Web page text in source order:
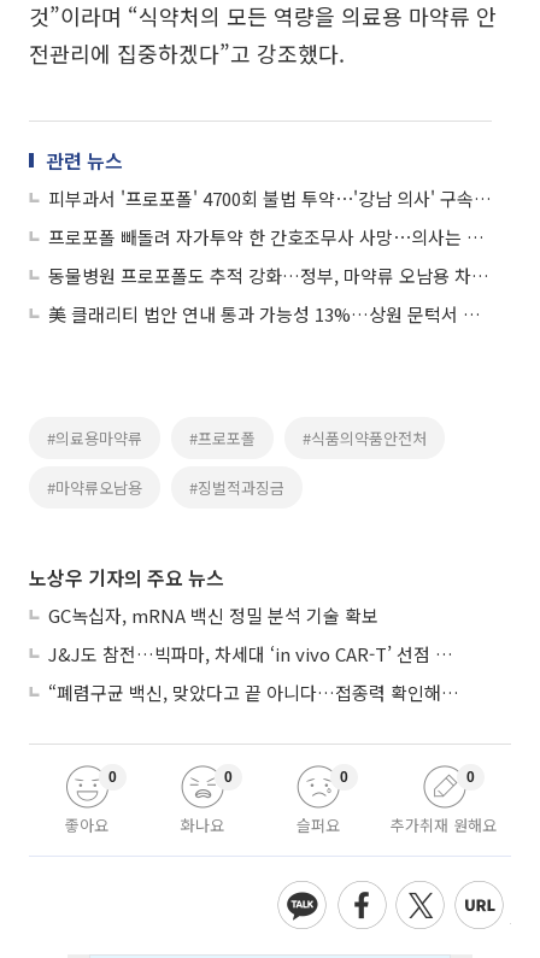
것”이라며 “식약처의 모든 역량을 의료용 마약류 안
전관리에 집중하겠다”고 강조했다.
관련 뉴스
피부과서 '프로포폴' 4700회 불법 투약⋯'강남 의사' 구속 기소
프로포폴 빼돌려 자가투약 한 간호조무사 사망⋯의사는 허위보고
동물병원 프로포폴도 추적 강화…정부, 마약류 오남용 차단 나선다
美 클래리티 법안 연내 통과 가능성 13%…상원 문턱서 제동
#의료용마약류 #프로포폴 #식품의약품안전처
#마약류오남용 #징벌적과징금
노상우 기자의 주요 뉴스
GC녹십자, mRNA 백신 정밀 분석 기술 확보
J&J도 참전…빅파마, 차세대 ‘in vivo CAR-T’ 선점 경쟁 본격화
“폐렴구균 백신, 맞았다고 끝 아니다…접종력 확인해야”
좋아요
0
화나요
0
슬퍼요
0
추가취재 원해요
0